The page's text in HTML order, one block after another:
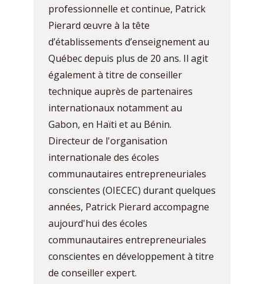
professionnelle et continue, Patrick
Pierard œuvre à la tête
d’établissements d’enseignement au
Québec depuis plus de 20 ans. Il agit
également à titre de conseiller
technique auprès de partenaires
internationaux notamment au
Gabon, en Haïti et au Bénin.
Directeur de l'organisation
internationale des écoles
communautaires entrepreneuriales
conscientes (OIECEC) durant quelques
années, Patrick Pierard accompagne
aujourd'hui des écoles
communautaires entrepreneuriales
conscientes en développement à titre
de conseiller expert.